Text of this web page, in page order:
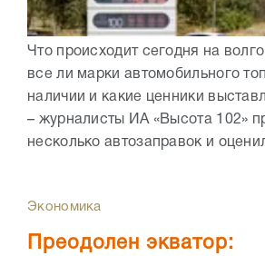
Что происходит сегодня на
все ли марки автомобильного
наличии и какие ценники
– журналисты ИА «Высота 102»
несколько автозаправок и
Экономика
Преодолен экватор: